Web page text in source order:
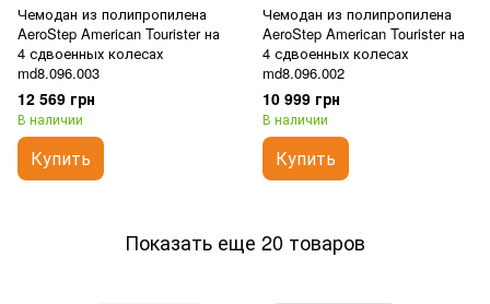
Чемодан из полипропилена
AeroStep American Tourister на
4 сдвоенных колесах
md8.096.003
12 569 грн
В наличии
Купить
Чемодан из полипропилена
AeroStep American Tourister на
4 сдвоенных колесах
md8.096.002
10 999 грн
В наличии
Купить
Показать еще 20 товаров